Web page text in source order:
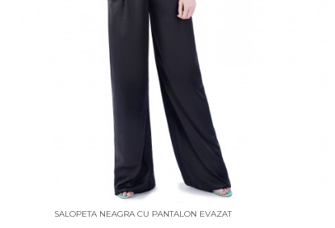
SALOPETA NEAGRA CU PANTALON EVAZAT